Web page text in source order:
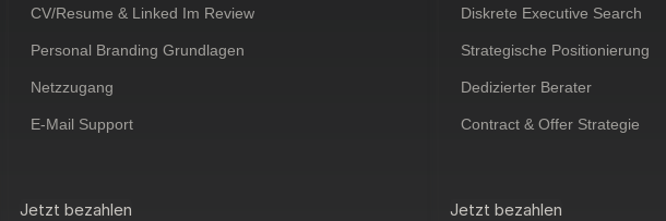
CV/Resume & Linked Im Review
Personal Branding Grundlagen
Netzzugang
E-Mail Support
Jetzt bezahlen
Diskrete Executive Search
Strategische Positionierung
Dedizierter Berater
Contract & Offer Strategie
Jetzt bezahlen